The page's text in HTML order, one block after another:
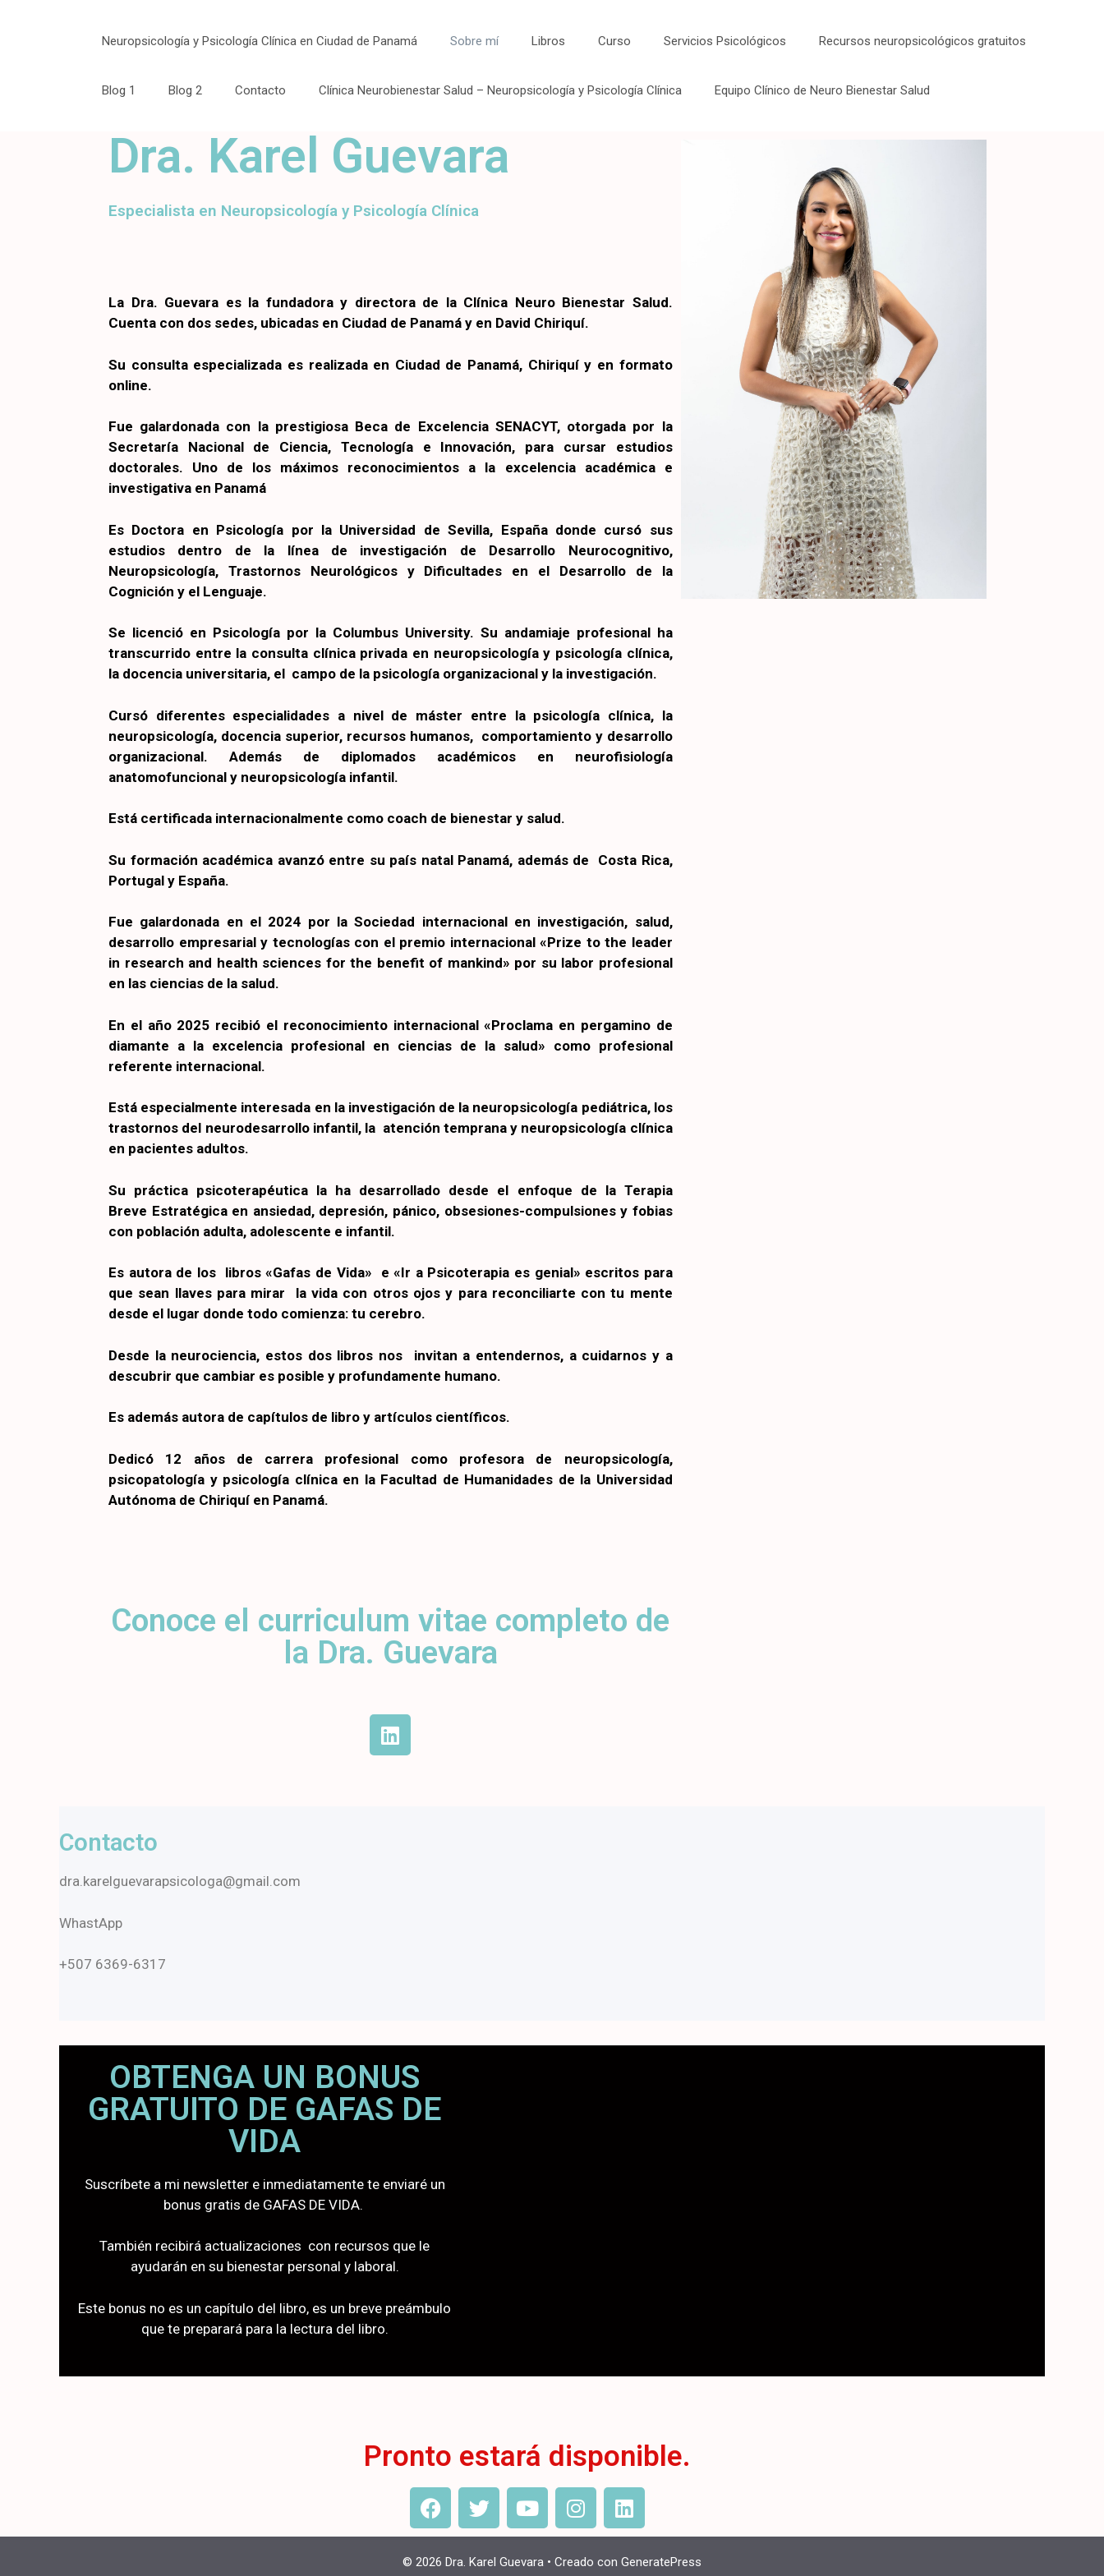
Neuropsicología y Psicología Clínica en Ciudad de Panamá Sobre mí Libros Curso Servicios Psicológicos Recursos neuropsicológicos gratuitos
Blog 1 Blog 2 Contacto Clínica Neurobienestar Salud – Neuropsicología y Psicología Clínica Equipo Clínico de Neuro Bienestar Salud
Dra. Karel Guevara
Especialista en Neuropsicología y Psicología Clínica
La Dra. Guevara es la fundadora y directora de la Clínica Neuro Bienestar Salud.
Cuenta con dos sedes, ubicadas en Ciudad de Panamá y en David Chiriquí.
Su consulta especializada es realizada en Ciudad de Panamá, Chiriquí y en formato
online.
Fue galardonada con la prestigiosa Beca de Excelencia SENACYT, otorgada por la
Secretaría Nacional de Ciencia, Tecnología e Innovación, para cursar estudios
doctorales. Uno de los máximos reconocimientos a la excelencia académica e
investigativa en Panamá
Es Doctora en Psicología por la Universidad de Sevilla, España donde cursó sus
estudios dentro de la línea de investigación de Desarrollo Neurocognitivo,
Neuropsicología, Trastornos Neurológicos y Dificultades en el Desarrollo de la
Cognición y el Lenguaje.
Se licenció en Psicología por la Columbus University. Su andamiaje profesional ha
transcurrido entre la consulta clínica privada en neuropsicología y psicología clínica,
la docencia universitaria, el campo de la psicología organizacional y la investigación.
Cursó diferentes especialidades a nivel de máster entre la psicología clínica, la
neuropsicología, docencia superior, recursos humanos, comportamiento y desarrollo
organizacional. Además de diplomados académicos en neurofisiología
anatomofuncional y neuropsicología infantil.
Está certificada internacionalmente como coach de bienestar y salud.
Su formación académica avanzó entre su país natal Panamá, además de Costa Rica,
Portugal y España.
Fue galardonada en el 2024 por la Sociedad internacional en investigación, salud,
desarrollo empresarial y tecnologías con el premio internacional «Prize to the leader
in research and health sciences for the benefit of mankind» por su labor profesional
en las ciencias de la salud.
En el año 2025 recibió el reconocimiento internacional «Proclama en pergamino de
diamante a la excelencia profesional en ciencias de la salud» como profesional
referente internacional.
Está especialmente interesada en la investigación de la neuropsicología pediátrica, los
trastornos del neurodesarrollo infantil, la atención temprana y neuropsicología clínica
en pacientes adultos.
Su práctica psicoterapéutica la ha desarrollado desde el enfoque de la Terapia
Breve Estratégica en ansiedad, depresión, pánico, obsesiones-compulsiones y fobias
con población adulta, adolescente e infantil.
Es autora de los libros «Gafas de Vida» e «Ir a Psicoterapia es genial» escritos para
que sean llaves para mirar la vida con otros ojos y para reconciliarte con tu mente
desde el lugar donde todo comienza: tu cerebro.
Desde la neurociencia, estos dos libros nos invitan a entendernos, a cuidarnos y a
descubrir que cambiar es posible y profundamente humano.
Es además autora de capítulos de libro y artículos científicos.
Dedicó 12 años de carrera profesional como profesora de neuropsicología,
psicopatología y psicología clínica en la Facultad de Humanidades de la Universidad
Autónoma de Chiriquí en Panamá.
Conoce el curriculum vitae completo de
la Dra. Guevara
Contacto
dra.karelguevarapsicologa@gmail.com
WhastApp
+507 6369-6317
OBTENGA UN BONUS
GRATUITO DE GAFAS DE
VIDA
Suscríbete a mi newsletter e inmediatamente te enviaré un
bonus gratis de GAFAS DE VIDA.
También recibirá actualizaciones con recursos que le
ayudarán en su bienestar personal y laboral.
Este bonus no es un capítulo del libro, es un breve preámbulo
que te preparará para la lectura del libro.
Pronto estará disponible.
© 2026 Dra. Karel Guevara • Creado con GeneratePress